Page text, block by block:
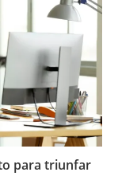
para triunfar